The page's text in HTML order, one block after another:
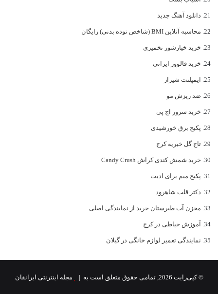
دانلود آهنگ جدید
محاسبه آنلاین BMI (شاخص توده بدنی) رایگان
خرید خیارشور تخمیری
خرید فالوور ایرانی
ایمپلنت شیراز
ضد ریزش مو
خرید سرور اچ پی
پکیج برق خورشیدی
تاج گل خیریه کرج
خرید شمش کندی کراش Candy Crush
پکیج میم برای ادیت
دکتر قلب شاهرود
مخزن آب طبرستان خرید از نمایندگی اصلی
آموزش خیاطی در کرج
نمایندگی تعمیر لوازم خانگی در گیلان
© کپی‌رایت 2026, تمامی حقوق متعلق است به | مجله اینترنتی ایرانفان